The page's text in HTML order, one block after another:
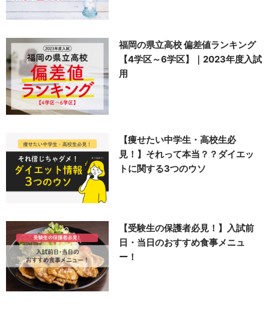
福岡の県立高校 偏差値ランキング
【4学区～6学区】｜2023年度入試
用
【痩せたい中学生・高校生必
見！】それって本当？？ダイエッ
トに関する3つのウソ
【受験生の保護者必見！】入試前
日・当日のおすすめ食事メニュ
ー！